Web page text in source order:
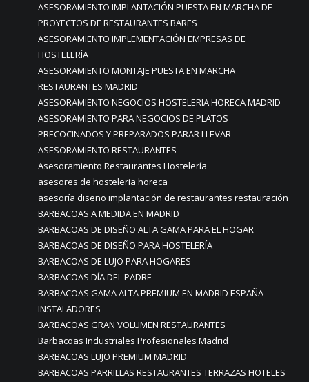
ASESORAMIENTO IMPLANTACIÓN PUESTA EN MARCHA DE
PROYECTOS DE RESTAURANTES BARES
ASESORAMIENTO IMPLEMENTACIÓN EMPRESAS DE
HOSTELERÍA
ASESORAMIENTO MONTAJE PUESTA EN MARCHA
RESTAURANTES MADRID
ASESORAMIENTO NEGOCIOS HOSTELERIA HORECA MADRID
ASESORAMIENTO PARA NEGOCIOS DE PLATOS
PRECOCINADOS Y PREPARADOS PARAR LLEVAR
ASESORAMIENTO RESTAURANTES
Asesoramiento Restaurantes Hostelería
asesores de hosteleria horeca
asesoría diseño implantación de restaurantes restauración
BARBACOAS A MEDIDA EN MADRID
BARBACOAS DE DISEÑO ALTA GAMA PARA EL HOGAR
BARBACOAS DE DISEÑO PARA HOSTELERÍA
BARBACOAS DE LUJO PARA HOGARES
BARBACOAS DÍA DEL PADRE
BARBACOAS GAMA ALTA PREMIUM EN MADRID ESPAÑA
INSTALADORES
BARBACOAS GRAN VOLUMEN RESTAURANTES
Barbacoas Industriales Profesionales Madrid
BARBACOAS LUJO PREMIUM MADRID
BARBACOAS PARRILLAS RESTAURANTES TERRAZAS HOTELES